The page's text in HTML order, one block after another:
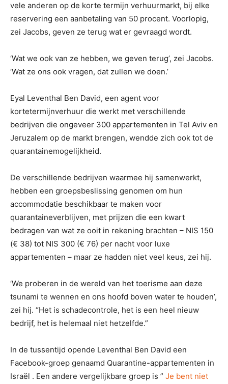
vele anderen op de korte termijn verhuurmarkt, bij elke
reservering een aanbetaling van 50 procent. Voorlopig,
zei Jacobs, geven ze terug wat er gevraagd wordt.
‘Wat we ook van ze hebben, we geven terug’, zei Jacobs.
‘Wat ze ons ook vragen, dat zullen we doen.’
Eyal Leventhal Ben David, een agent voor
kortetermijnverhuur die werkt met verschillende
bedrijven die ongeveer 300 appartementen in Tel Aviv en
Jeruzalem op de markt brengen, wendde zich ook tot de
quarantainemogelijkheid.
De verschillende bedrijven waarmee hij samenwerkt,
hebben een groepsbeslissing genomen om hun
accommodatie beschikbaar te maken voor
quarantaineverblijven, met prijzen die een kwart
bedragen van wat ze ooit in rekening brachten – NIS 150
(€ 38) tot NIS 300 (€ 76) per nacht voor luxe
appartementen – maar ze hadden niet veel keus, zei hij.
‘We proberen in de wereld van het toerisme aan deze
tsunami te wennen en ons hoofd boven water te houden’,
zei hij. “Het is schadecontrole, het is een heel nieuw
bedrijf, het is helemaal niet hetzelfde.”
In de tussentijd opende Leventhal Ben David een
Facebook-groep genaamd Quarantine-appartementen in
Israël . Een andere vergelijkbare groep is ” Je bent niet